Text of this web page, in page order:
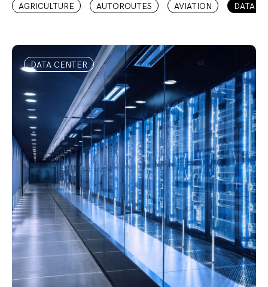
AGRICULTURE AUTOROUTES AVIATION DATA
DATA CENTER